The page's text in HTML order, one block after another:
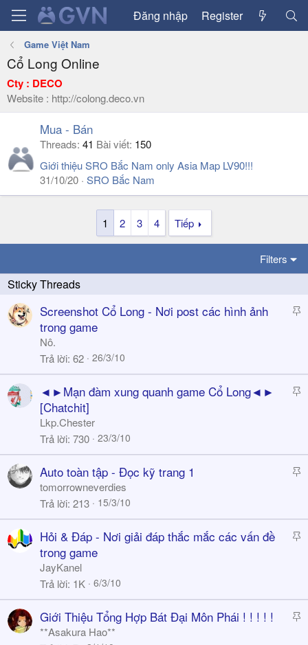
Đăng nhập Register
Game Việt Nam
Cổ Long Online
Cty : DECO
Website : http://colong.deco.vn
Mua - Bán
Threads 41 Bài viết 150
Giới thiệu SRO Bắc Nam only Asia Map LV90!!!
31/10/20 SRO Bắc Nam
1 2 3 4 Tiếp
Filters
S
k
y
Screenshot Cổ Long - Nơi post các hình ảnh
trong game
Nô.
Trả lời 62 26/3/10
S
k
y
◄►Mạn đàm xung quanh game Cổ Long◄►
[Chatchit]
Lkp.Chester
Trả lời 730 23/3/10
S
c
k
Auto toàn tập - Đọc kỹ trang 1
tomorrowneverdies
Trả lời 213 15/3/10
S
k
y
Hỏi & Đáp - Nơi giải đáp thắc mắc các vấn đề
trong game
JayKanel
Trả lời 1K 6/3/10
S
Giới Thiệu Tổng Hợp Bát Đại Môn Phái ! ! ! ! !
**Asakura Hao**